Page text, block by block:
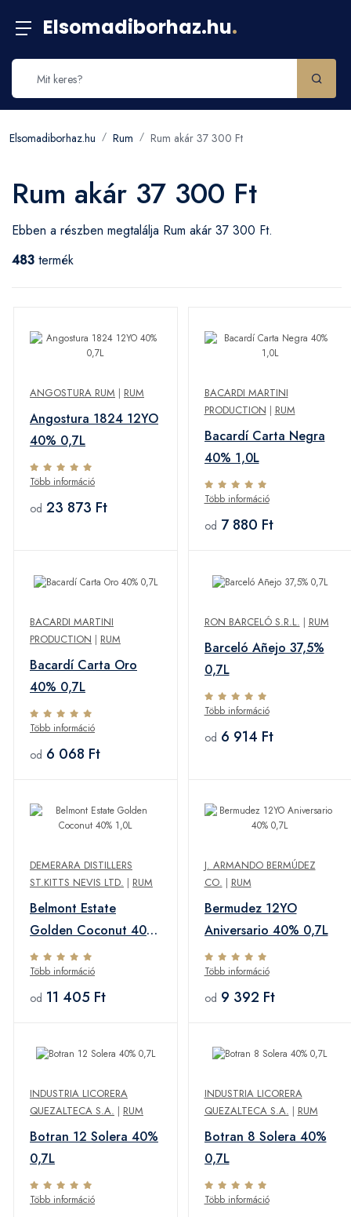
Elsomadiborhaz.hu.
Elsomadiborhaz.hu Rum Rum akár 37 300 Ft
Rum akár 37 300 Ft
Ebben a részben megtalálja Rum akár 37 300 Ft.
483 termék
ANGOSTURA RUM | RUM
Angostura 1824 12YO
40% 0,7L
Több információ
od 23 873 Ft
BACARDI MARTINI
PRODUCTION | RUM
Bacardí Carta Negra
40% 1,0L
Több információ
od 7 880 Ft
BACARDI MARTINI
PRODUCTION | RUM
Bacardí Carta Oro
40% 0,7L
Több információ
od 6 068 Ft
RON BARCELÓ S.R.L. | RUM
Barceló Añejo 37,5%
0,7L
Több információ
od 6 914 Ft
DEMERARA DISTILLERS
ST.KITTS NEVIS LTD. | RUM
Belmont Estate
Golden Coconut 40%
1,0L
Több információ
od 11 405 Ft
J. ARMANDO BERMÚDEZ
CO. | RUM
Bermudez 12YO
Aniversario 40% 0,7L
Több információ
od 9 392 Ft
INDUSTRIA LICORERA
QUEZALTECA S.A. | RUM
Botran 12 Solera 40%
0,7L
Több információ
INDUSTRIA LICORERA
QUEZALTECA S.A. | RUM
Botran 8 Solera 40%
0,7L
Több információ